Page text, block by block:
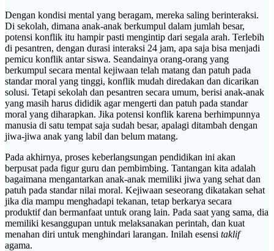
Dengan kondisi mental yang beragam, mereka saling berinteraksi.
Di sekolah, dimana anak-anak berkumpul dalam jumlah besar,
potensi konflik itu hampir pasti mengintip dari segala arah. Terlebih
di pesantren, dengan durasi interaksi 24 jam, apa saja bisa menjadi
pemicu konflik antar siswa. Seandainya orang-orang yang
berkumpul secara mental kejiwaan telah matang dan patuh pada
standar moral yang tinggi, konflik mudah diredakan dan dicarikan
solusi. Tetapi sekolah dan pesantren secara umum, berisi anak-anak
yang masih harus dididik agar mengerti dan patuh pada standar
moral yang diharapkan. Jika potensi konflik karena berhimpunnya
manusia di satu tempat saja sudah besar, apalagi ditambah dengan
jiwa-jiwa anak yang labil dan belum matang.
Pada akhirnya, proses keberlangsungan pendidikan ini akan
berpusat pada figur guru dan pembimbing. Tantangan kita adalah
bagaimana mengantarkan anak-anak memiliki jiwa yang sehat dan
patuh pada standar nilai moral. Kejiwaan seseorang dikatakan sehat
jika dia mampu menghadapi tekanan, tetap berkarya secara
produktif dan bermanfaat untuk orang lain. Pada saat yang sama, dia
memiliki kesanggupan untuk melaksanakan perintah, dan kuat
menahan diri untuk menghindari larangan. Inilah esensi taklif
agama.